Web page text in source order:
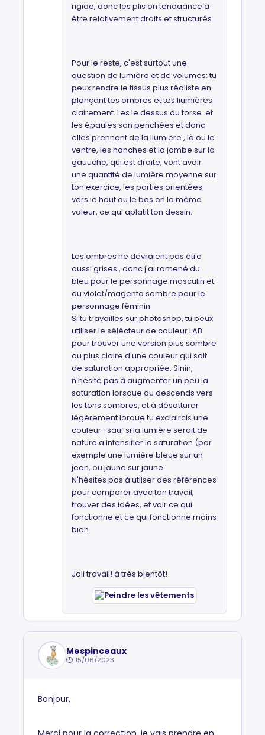
rigide, donc les plis on tendaance à
être relativement droits et structurés.
Pour le reste, c'est surtout une
question de lumière et de volumes: tu
peux rendre le tissus plus réaliste en
plançant tes ombres et tes liumières
clairement. Les le dessus du torse et
les épaules son penchées et donc
elles prennent de la llumière , là ou le
ventre, les hanches et la jambe sur la
gauuche, qui est droite, vont avoir
une quantité de lumière moyenne.sur
ton exercice, les parties orientées
vers le haut ou le bas on la même
valeur, ce qui aplatit ton dessin.
Les ombres ne devraient pas être
aussi grises., donc j'ai ramené du
bleu pour le personnage masculin et
du violet/magenta sombre pour le
personnage féminin.
Si tu travailles sur photoshop, tu peux
utiliser le sélécteur de couleur LAB
pour trouver une version plus sombre
ou plus claire d'une couleur qui soit
de saturation appropriée. Sinin,
n'hésite pas à augmenter un peu la
saturation lorsque du descends vers
les tons sombres, et à désatturer
légèrement lorque tu exclaircis une
couleur- sauf si la lumière serait de
nature a intensifier la saturation (par
exemple une lumière bleue sur un
jean, ou jaune sur jaune.
N'hésites pas à utliser des références
pour comparer avec ton travail,
trouver des idées, et voir ce qui
fonctionne et ce qui fonctionne moins
bien.
Joli travail! à très bientôt!
Mespinceaux
15/06/2023
Bonjour,